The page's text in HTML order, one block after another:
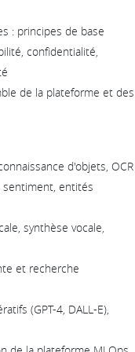
: principes de base
confidentialité,
de la plateforme et des
d'objets, OCR
sentiment, entités
synthèse vocale,
et recherche
(GPT-4, DALL-E),